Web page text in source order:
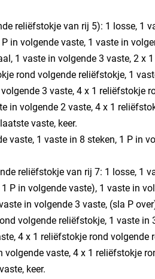
reliëfstokje van rij 5): 1 losse, 1
in volgende vaste, 1 vaste in
1 vaste in volgende 3 vaste, 2 x
rond volgende reliëfstokje, 1
3 vaste, 4 x 1 reliëfstokje
in volgende 2 vaste, 4 x 1
vaste, keer.
vaste, 1 vaste in 8 steken, 1 P in
reliëfstokje van rij 7: 1 losse, 1
P in volgende vaste), 1 vaste in
in volgende 3 vaste, (sla P
volgende reliëfstokje, 1 vaste in
4 x 1 reliëfstokje rond volgende
vaste, 4 x 1 reliëfstokje
keer.